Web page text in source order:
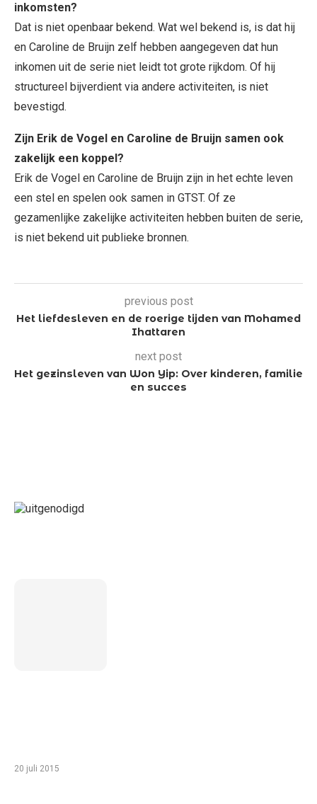
inkomsten?
Dat is niet openbaar bekend. Wat wel bekend is, is dat hij
en Caroline de Bruijn zelf hebben aangegeven dat hun
inkomen uit de serie niet leidt tot grote rijkdom. Of hij
structureel bijverdient via andere activiteiten, is niet
bevestigd.
Zijn Erik de Vogel en Caroline de Bruijn samen ook
zakelijk een koppel?
Erik de Vogel en Caroline de Bruijn zijn in het echte leven
een stel en spelen ook samen in GTST. Of ze
gezamenlijke zakelijke activiteiten hebben buiten de serie,
is niet bekend uit publieke bronnen.
previous post
Het liefdesleven en de roerige tijden van Mohamed
Ihattaren
next post
Het gezinsleven van Won Yip: Over kinderen, familie
en succes
20 juli 2015